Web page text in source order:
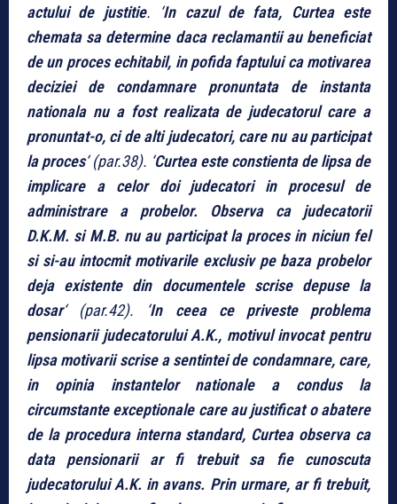
actului de justitie. ‘In cazul de fata, Curtea este
chemata sa determine daca reclamantii au beneficiat
de un proces echitabil, in pofida faptului ca motivarea
deciziei de condamnare pronuntata de instanta
nationala nu a fost realizata de judecatorul care a
pronuntat-o, ci de alti judecatori, care nu au participat
la proces‘ (par.38). ‘Curtea este constienta de lipsa de
implicare a celor doi judecatori in procesul de
administrare a probelor. Observa ca judecatorii
D.K.M. si M.B. nu au participat la proces in niciun fel
si si-au intocmit motivarile exclusiv pe baza probelor
deja existente din documentele scrise depuse la
dosar‘ (par.42). ‘In ceea ce priveste problema
pensionarii judecatorului A.K., motivul invocat pentru
lipsa motivarii scrise a sentintei de condamnare, care,
in opinia instantelor nationale a condus la
circumstante exceptionale care au justificat o abatere
de la procedura interna standard, Curtea observa ca
data pensionarii ar fi trebuit sa fie cunoscuta
judecatorului A.K. in avans. Prin urmare, ar fi trebuit,